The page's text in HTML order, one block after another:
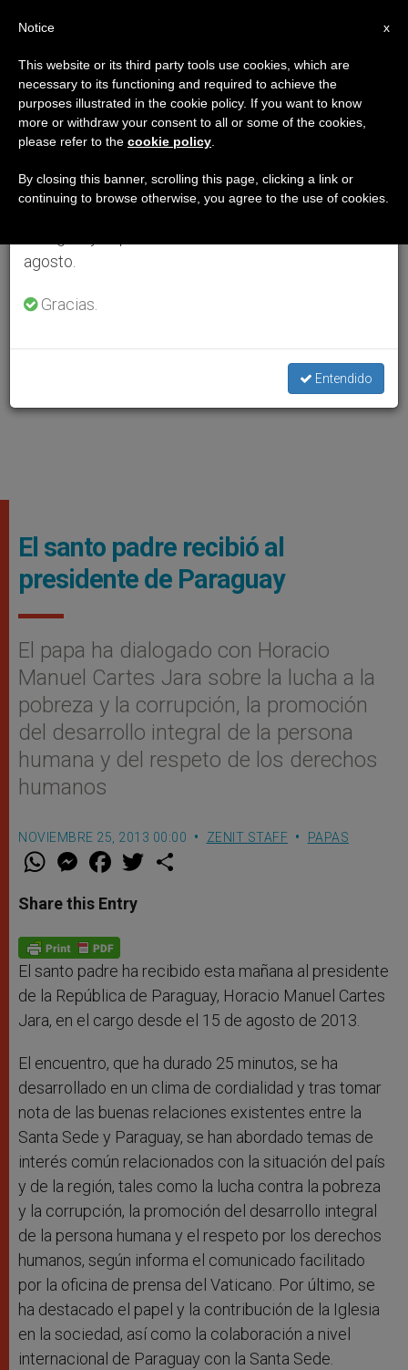
El santo padre recibió al
presidente de Paraguay
El papa ha dialogado con Horacio
Manuel Cartes Jara sobre la lucha a la
pobreza y la corrupción, la promoción
del desarrollo integral de la persona
humana y del respeto de los derechos
humanos
NOVIEMBRE 25, 2013 00:00 ZENIT STAFF PAPAS
W
t
s
p
p
M
e
s
e
g
e
r
F
a
e
b
o
k
w
Share this Entry
El santo padre ha recibido esta mañana al presidente
de la República de Paraguay, Horacio Manuel Cartes
Jara, en el cargo desde el 15 de agosto de 2013.
El encuentro, que ha durado 25 minutos, se ha
desarrollado en un clima de cordialidad y tras tomar
nota de las buenas relaciones existentes entre la
Santa Sede y Paraguay, se han abordado temas de
interés común relacionados con la situación del país
y de la región, tales como la lucha contra la pobreza
y la corrupción, la promoción del desarrollo integral
de la persona humana y el respeto por los derechos
humanos, según informa el comunicado facilitado
por la oficina de prensa del Vaticano. Por último, se
ha destacado el papel y la contribución de la Iglesia
en la sociedad, así como la colaboración a nivel
internacional de Paraguay con la Santa Sede.
×
Aviso importante
Del 27 de julio al 7 de agosto haremos la pausa
anual, aprovechando que en el periodo de verano
se generan menos informaciones y también el
agosto.
Gracias.
Entendido
x
Notice
This website or its third party tools use cookies, which are
necessary to its functioning and required to achieve the
purposes illustrated in the cookie policy. If you want to know
more or withdraw your consent to all or some of the cookies,
please refer to the cookie policy
By closing this banner, scrolling this page, clicking a link or
continuing to browse otherwise, you agree to the use of cookies.